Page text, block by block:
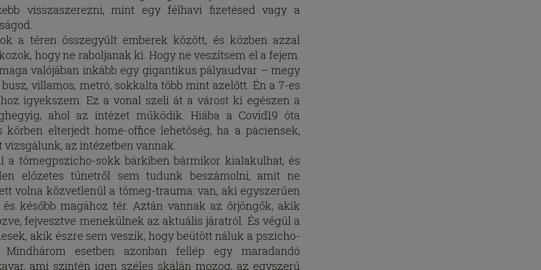
visszaszerezni, mint egy félhavi fizetésed vagy a
a téren összegyűlt emberek között, és közben azzal
hogy ne raboljanak ki. Hogy ne veszítsem el a fejem.
valójában inkább egy gigantikus pályaudvar – megy
villamos, metró, sokkalta több mint azelőtt. Én a 7-es
igyekszem. Ez a vonal szeli át a várost ki egészen a
ahol az intézet működik. Hiába a Covid19 óta
körben elterjedt home-office lehetőség, ha a páciensek,
vizsgálunk, az intézetben vannak.
a tömegpszicho-sokk bárkiben bármikor kialakulhat, és
előzetes tünetről sem tudunk beszámolni, amit ne
volna közvetlenül a tömeg-trauma: van, aki egyszerűen
és később magához tér. Aztán vannak az őrjöngők, akik
fejvesztve menekülnek az aktuális járatról. És végül a
akik észre sem veszik, hogy beütött náluk a pszicho-
Mindhárom esetben azonban fellép egy maradandó
ami szintén igen széles skálán mozog, az egyszerű